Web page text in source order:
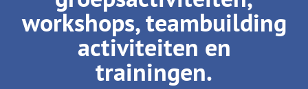
workshops, teambuilding
activiteiten en
trainingen.